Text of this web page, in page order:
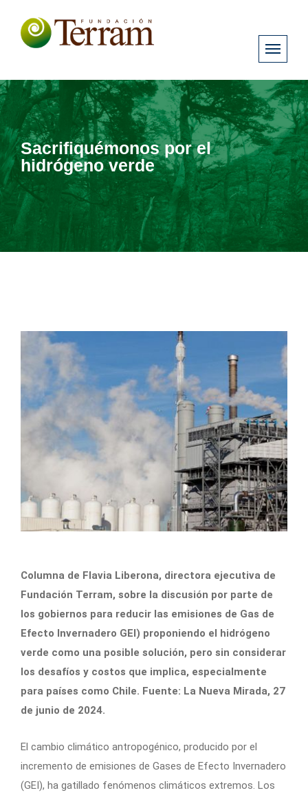
Sacrifiquémonos por el
hidrógeno verde
Columna de Flavia Liberona, directora ejecutiva de
Fundación Terram, sobre la discusión por parte de
los gobiernos para reducir las emisiones de Gas de
Efecto Invernadero GEI) proponiendo el hidrógeno
verde como una posible solución, pero sin considerar
los desafíos y costos que implica, especialmente
para países como Chile. Fuente: La Nueva Mirada, 27
de junio de 2024.
El cambio climático antropogénico, producido por el
incremento de emisiones de Gases de Efecto Invernadero
(GEI), ha gatillado fenómenos climáticos extremos. Los